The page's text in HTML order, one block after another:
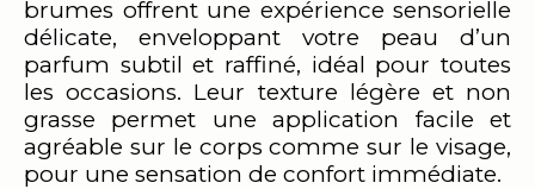
brumes offrent une expérience sensorielle
délicate, enveloppant votre peau d’un
parfum subtil et raffiné, idéal pour toutes
les occasions. Leur texture légère et non
grasse permet une application facile et
agréable sur le corps comme sur le visage,
pour une sensation de confort immédiate.